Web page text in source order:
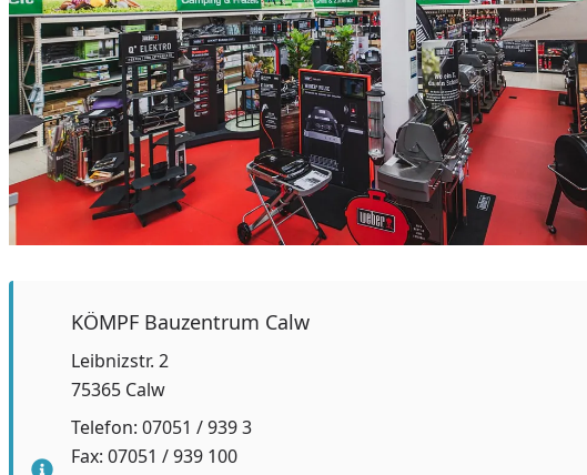
KÖMPF Bauzentrum Calw
Leibnizstr. 2
75365 Calw
Telefon: 07051 / 939 3
Fax: 07051 / 939 100